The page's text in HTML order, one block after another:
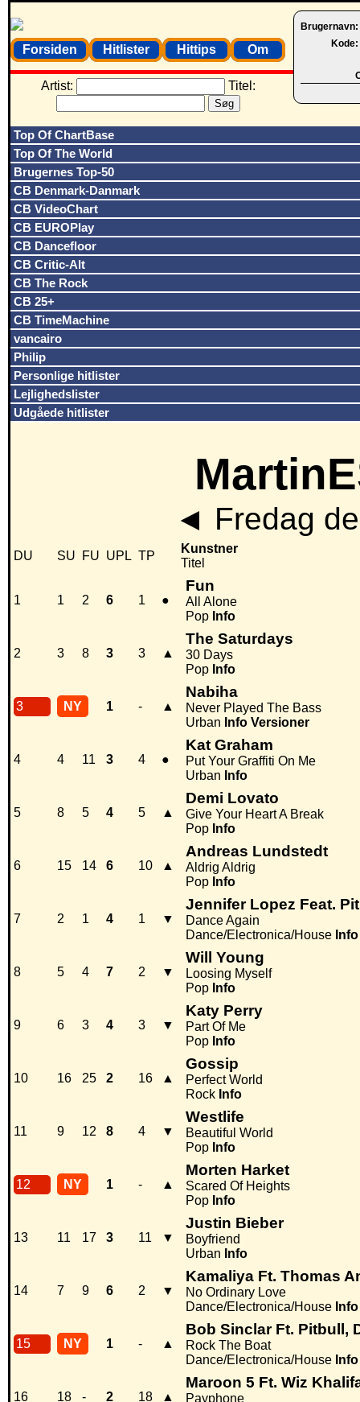
Brugernavn:
Kode:
Forsiden Hitlister Hittips Om
Artist: Titel:
Top Of ChartBase
Top Of The World
Brugernes Top-50
CB Denmark-Danmark
CB VideoChart
CB EUROPlay
CB Dancefloor
CB Critic-Alt
CB The Rock
CB 25+
CB TimeMachine
vancairo
Philip
Personlige hitlister
Lejlighedslister
Udgåede hitlister
◄ Fredag
DU SU FU UPL TP
Kunstner
Titel
1 1 2 6 1 ●
Fun
All Alone
Pop Info
2 3 8 3 3 ▲
The Saturdays
30 Days
Pop Info
3 NY 1 - ▲
Nabiha
Never Played The Bass
Urban Info Versioner
4 4 11 3 4 ●
Kat Graham
Put Your Graffiti On Me
Urban Info
5 8 5 4 5 ▲
Demi Lovato
Give Your Heart A Break
Pop Info
6 15 14 6 10 ▲
Andreas Lundstedt
Aldrig Aldrig
Pop Info
7 2 1 4 1 ▼
Jennifer Lopez Feat.
Dance Again
Dance/Electronica/House Info
8 5 4 7 2 ▼
Will Young
Loosing Myself
Pop Info
9 6 3 4 3 ▼
Katy Perry
Part Of Me
Pop Info
10 16 25 2 16 ▲
Gossip
Perfect World
Rock Info
11 9 12 8 4 ▼
Westlife
Beautiful World
Pop Info
12 NY 1 - ▲
Morten Harket
Scared Of Heights
Pop Info
13 11 17 3 11 ▼
Justin Bieber
Boyfriend
Urban Info
14 7 9 6 2 ▼
Kamaliya Ft. Thomas
No Ordinary Love
Dance/Electronica/House Info
15 NY 1 - ▲
Bob Sinclar Ft. Pitbull,
Rock The Boat
Dance/Electronica/House Info
16 18 - 2 18 ▲
Maroon 5 Ft. Wiz
Payphone